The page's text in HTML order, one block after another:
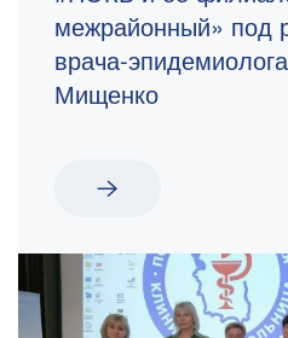
межрайонный» под
врача-
Мищенко